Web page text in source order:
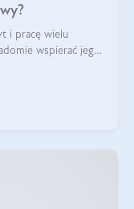
i pracę wielu
wspierać jego